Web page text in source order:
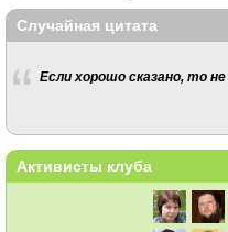
Случайная цитата
Если хорошо сказано, то
Активисты клуба